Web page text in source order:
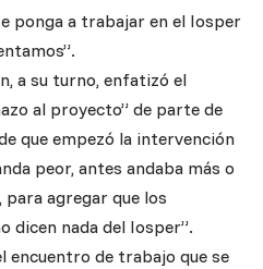
ponga a trabajar en el Iosper
a su turno, enfatizó el
al proyecto” de parte de
que empezó la intervención
peor, antes andaba más o
para agregar que los
dicen nada del Iosper”.
encuentro de trabajo que se